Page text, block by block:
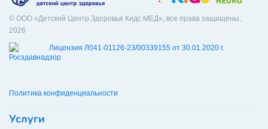
© ООО «Детский Центр Здоровья Кидс МЕД», все права защищены,
2026
Лицензия Л041-01126-23/00339155 от 30.01.2020 г.
Политика конфиденциальности
Услуги